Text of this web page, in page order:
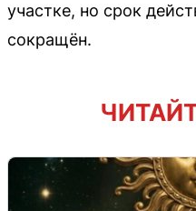
участке, но срок
сокращён.